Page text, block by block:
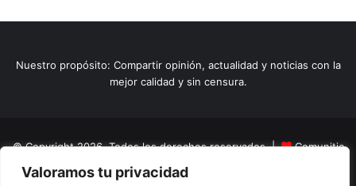
Valoramos tu privacidad
Nuestro propósito: Compartir opinión, actualidad y noticias con la
mejor calidad y sin censura.
© Copyright 2026, Todos los derechos reservados |
Comunitic
SAS BICNit 901228106